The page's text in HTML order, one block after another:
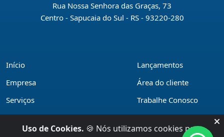
Rua Nossa Senhora das Graças, 73
Centro - Sapucaia do Sul - RS - 93220-280
Início
Empresa
Serviços
Financiamentos
Lançamentos
Área do cliente
Trabalhe Conosco
Políticas de privacidade
Uso de Cookies. 🍪 Nós utilizamos cookies para